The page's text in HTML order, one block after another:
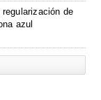
de
azul